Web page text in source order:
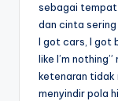
sebagai tempat
dan cinta sering
I got cars, I got
like I’m
ketenaran tidak
menyindir pola